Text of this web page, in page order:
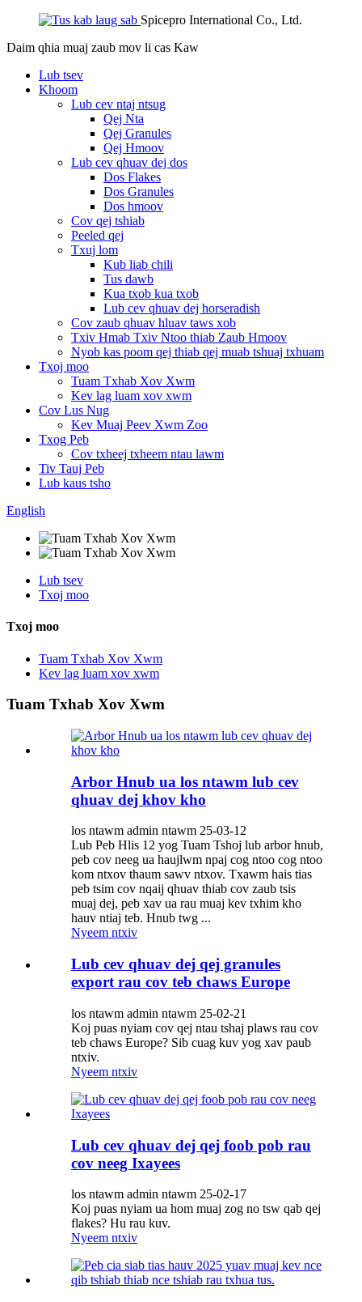
Spicepro International Co., Ltd.
Daim qhia muaj zaub mov li cas Kaw
Lub tsev
Khoom
Lub cev ntaj ntsug
Qej Nta
Qej Granules
Qej Hmoov
Lub cev qhuav dej dos
Dos Flakes
Dos Granules
Dos hmoov
Cov qej tshiab
Peeled qej
Txuj lom
Kub liab chili
Tus dawb
Kua txob kua txob
Lub cev qhuav dej horseradish
Cov zaub qhuav hluav taws xob
Txiv Hmab Txiv Ntoo thiab Zaub Hmoov
Nyob kas poom qej thiab qej muab tshuaj txhuam
Txoj moo
Tuam Txhab Xov Xwm
Kev lag luam xov xwm
Cov Lus Nug
Kev Muaj Peev Xwm Zoo
Txog Peb
Cov txheej txheem ntau lawm
Tiv Tauj Peb
Lub kaus tsho
English
Lub tsev
Txoj moo
Txoj moo
Tuam Txhab Xov Xwm
Kev lag luam xov xwm
Tuam Txhab Xov Xwm
Arbor Hnub ua los ntawm lub cev
qhuav dej khov kho
los ntawm admin ntawm 25-03-12
Lub Peb Hlis 12 yog Tuam Tshoj lub arbor hnub,
peb cov neeg ua haujlwm npaj cog ntoo cog ntoo
kom ntxov thaum sawv ntxov. Txawm hais tias
peb tsim cov nqaij qhuav thiab cov zaub tsis
muaj dej, peb xav ua rau muaj kev txhim kho
hauv ntiaj teb. Hnub twg ...
Nyeem ntxiv
Lub cev qhuav dej qej granules
export rau cov teb chaws Europe
los ntawm admin ntawm 25-02-21
Koj puas nyiam cov qej ntau tshaj plaws rau cov
teb chaws Europe? Sib cuag kuv yog xav paub
ntxiv.
Nyeem ntxiv
Lub cev qhuav dej qej foob pob rau
cov neeg Ixayees
los ntawm admin ntawm 25-02-17
Koj puas nyiam ua hom muaj zog no tsw qab qej
flakes? Hu rau kuv.
Nyeem ntxiv